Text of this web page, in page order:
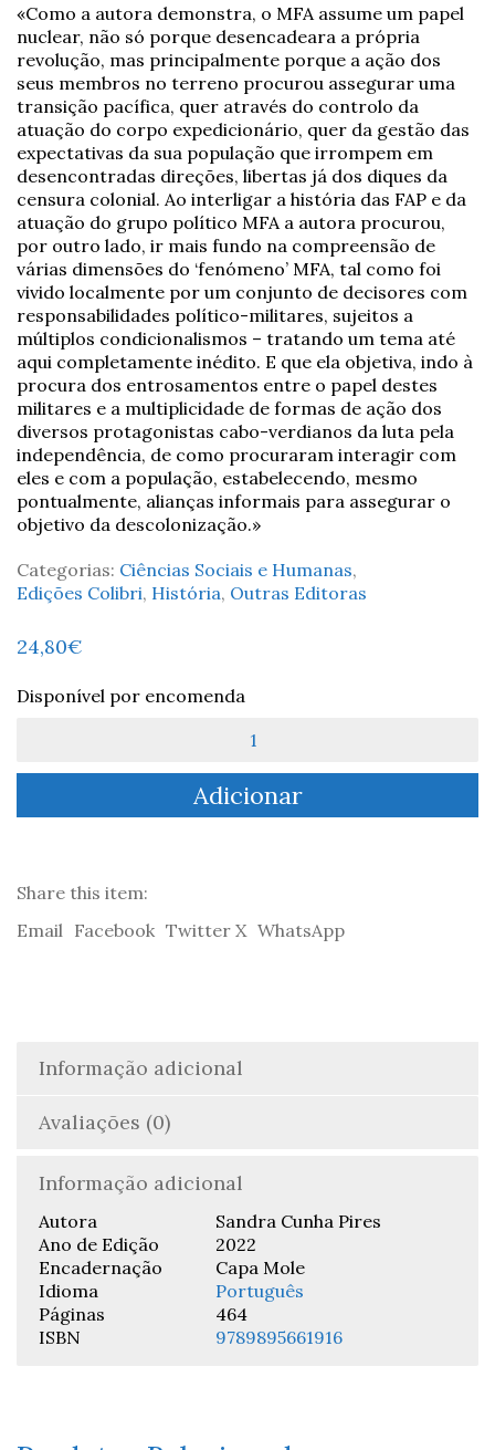
«Como a autora demonstra, o MFA assume um papel
nuclear, não só porque desencadeara a própria
revolução, mas principalmente porque a ação dos
seus membros no terreno procurou assegurar uma
transição pacífica, quer através do controlo da
atuação do corpo expedicionário, quer da gestão das
expectativas da sua população que irrompem em
desencontradas direções, libertas já dos diques da
censura colonial. Ao interligar a história das FAP e da
atuação do grupo político MFA a autora procurou,
por outro lado, ir mais fundo na compreensão de
várias dimensões do ‘fenómeno’ MFA, tal como foi
vivido localmente por um conjunto de decisores com
responsabilidades político-militares, sujeitos a
múltiplos condicionalismos – tratando um tema até
aqui completamente inédito. E que ela objetiva, indo à
procura dos entrosamentos entre o papel destes
militares e a multiplicidade de formas de ação dos
diversos protagonistas cabo-verdianos da luta pela
independência, de como procuraram interagir com
eles e com a população, estabelecendo, mesmo
pontualmente, alianças informais para assegurar o
objetivo da descolonização.»
Categorias: Ciências Sociais e Humanas,
Edições Colibri, História, Outras Editoras
24,80€
Disponível por encomenda
Os
Portugueses
Descolonização
Cabo
Adicionar
Share this item:
Email Facebook Twitter X WhatsApp
Informação adicional
Avaliações (0)
Informação adicional
Autora
Sandra Cunha Pires
Ano de Edição
2022
Encadernação
Capa Mole
Idioma
Português
Páginas
464
ISBN
9789895661916